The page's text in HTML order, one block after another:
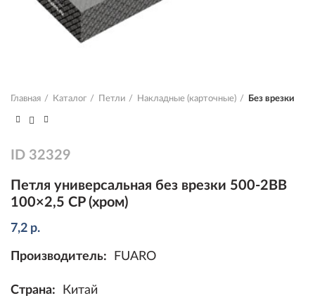
Главная Каталог Петли Накладные (карточные) Без врезки
ID 32329
Петля универсальная без врезки 500-2BB
100×2,5 CP (хром)
7,2 р.
Производитель: FUARO
Страна: Китай